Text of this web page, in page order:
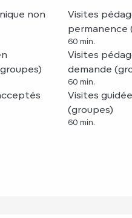
non
Visites
permanence
60 min.
Visites
demande
60 min.
Visites
(groupes)
60 min.